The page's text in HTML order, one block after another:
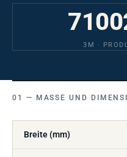
3M ·
MASSE UND
Breite (mm)